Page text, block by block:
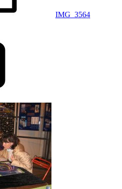
IMG_3564